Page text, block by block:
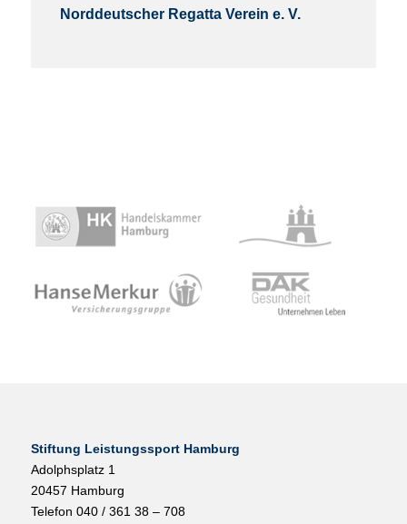
Norddeutscher Regatta Verein e. V.
Stiftung Leistungssport Hamburg
Adolphsplatz 1
20457 Hamburg
Telefon 040 / 361 38 – 708